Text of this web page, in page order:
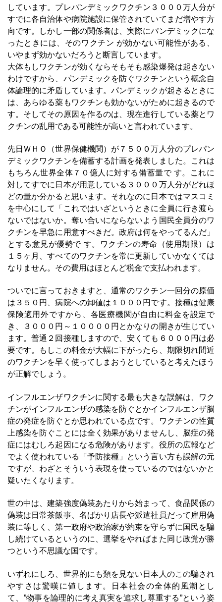
しています。プレパンデミックワクチン３０００万人分が
すでに各自治体や病院施設に保管されていてまだ増やす方
向です。しかし一部の関係者は、実際にパンデミックにな
ったときには、そのワクチン が効かない可能性がある、
いやまず効かないだろうと断言しています。
大体もしワクチンが効くならそもそも感染爆発は起きない
わけですから、パンデミックを防ぐワクチンという概念自
体論理的に矛盾しています。パンデミックが起きるときに
は、あらゆる薬もワクチンも効かないがために起きるので
す。そしてその原因を作るのは、現在進行している薬とワ
クチンの乱用である可能性が高いと言われています。
先日ＷＨＯ（世界保健機関）が７５００万人分のプレパン
デミックワクチンを備蓄する計画を発表しました。これは
もちろん世界全体７０億人に対する備蓄量で す。これに
対してすでに日本が用意している３０００万人分がどれほ
どの量か分かると思います。それなのに日本ではマスコミ
を中心にして「これではいざというときに全員に行き渡ら
ないではないか。奪い合いにならないよう国民全員分のワ
クチンを早急に用意すべきだ。政府は何をやってるんだ」
とする意見が優勢で す。ワクチンの寿命（使用期限）は
１５ヶ月、すべてのワクチンを常に更新していかなくては
なりません。その費用はほとんど税金で支払われます。
ついでに言っておきますと、通常のワクチン一回分の原価
は３５０円、病院への卸値は１０００円です。接種は健康
保険適用外ですから、各医療機関が自由に料金を設定で
き、３０００円～１００００円とかなりの開きが生じてい
ます。普通２回接種しますので、安くても６０００円は必
要です。もしこの料金が大幅に下がったら、期限切れ間近
のワクチンを早く使ってしまおうとしていると考えたほう
が正解でしょう。
インフルエンザワクチンに関する最も大きな誤解は、ワク
チンがインフルエンザの感染を防ぐとかインフルエンザ脳
症の発症を防ぐとか思われている点です。ワクチンの性質
上感染を防ぐことには全く効果がありませんし、脳症の発
症にはむしろ起因になる危険があります。役所の広報など
でよく使われている「予防接種」という言い方も誤解の元
ですが、わざとそういう表現を使っているのではないかと
疑いたくなります。
世の中は、建築強度偽装あたりから始まって、食品関係の
偽装は日常茶飯事、名ばかり店長や派遣社員だって雇用偽
装に等しく、第一政府や政治家が約束を守らずに国民を騙
し続けているというのに、選挙をやればまた同じ政党が勝
つという不思議な国です。
いずれにしろ、世界的にも類を見ない日本人のこの騙され
やすさは驚嘆に値します。日本社会の全体的風潮とし
て、”物事を論理的に考え真実を追求し尊重する”という姿